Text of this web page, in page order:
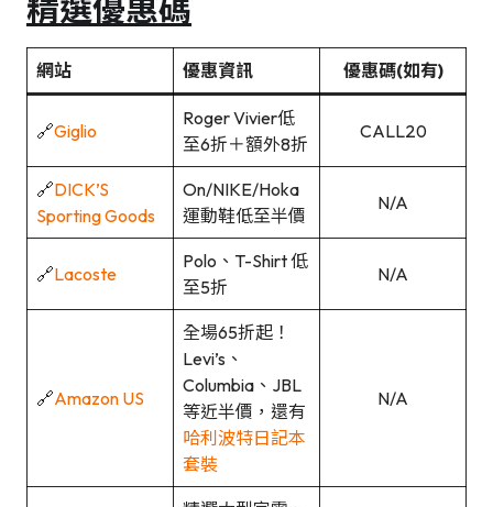
精選優惠碼
網站 優惠資訊 優惠碼(如有)
🔗Giglio
Roger Vivier低
至6折＋額外8折
CALL20
🔗DICK’S
Sporting Goods
On/NIKE/Hoka
運動鞋低至半價
N/A
🔗Lacoste
Polo、T-Shirt 低
至5折
N/A
🔗Amazon US
全場65折起！
Levi’s、
Columbia、JBL
等近半價，還有
哈利波特日記本
套裝
N/A